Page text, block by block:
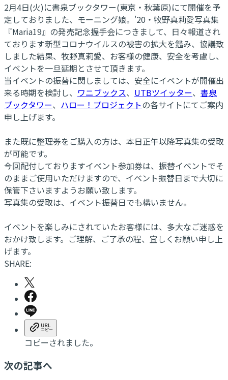
2月4日(火)に書泉ブックタワー(東京・秋葉原)にて開催を予
定しておりました、モーニング娘。'20・牧野真莉愛写真集
『Maria19』の発売記念握手会につきまして、日々報道され
ております新型コロナウイルスの被害の拡大を鑑み、協議致
しました結果、牧野真莉愛、お客様の健康、安全を考慮し、
イベントを一旦延期とさせて頂きます。
当イベントの振替に関しましては、安全にイベントが開催出
来る時期を検討し、 ワニブックス、 UTBツイッター、 書泉
ブックタワー、 ハロー！プロジェクトの各サイトにてご案内
申し上げます。
また既に整理券をご購入の方は、本日正午以降写真集の受取
が可能です。
今回配付しておりますイベント参加券は、振替イベントでそ
のままご使用いただけますので、イベント振替日まで大切に
保管下さいますようお願い致します。
写真集の受取は、イベント振替日でも構いません。
イベントを楽しみにされていたお客様には、多大なご迷惑を
おかけ致します。ご理解、ご了承の程、宜しくお願い申し上
げます。
SHARE:
コピーされました。
次の記事へ